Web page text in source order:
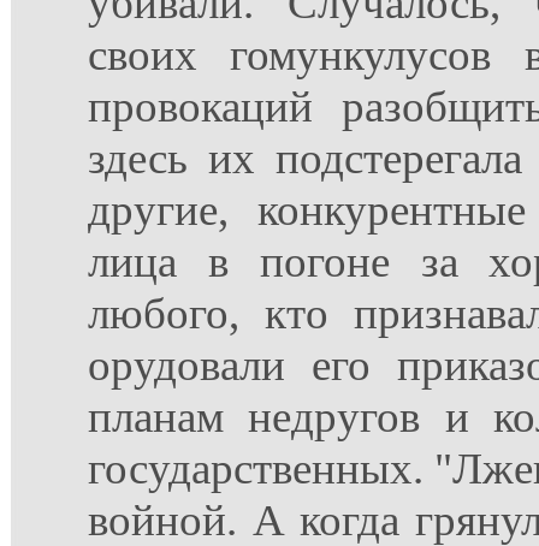
своих
провокаций
здесь их
другие,
лица в погоне за
любого, кто
орудовали его
планам недругов и
государственных.
войной. А когда